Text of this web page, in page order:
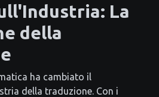
La
della
ha cambiato il
della traduzione. Con i